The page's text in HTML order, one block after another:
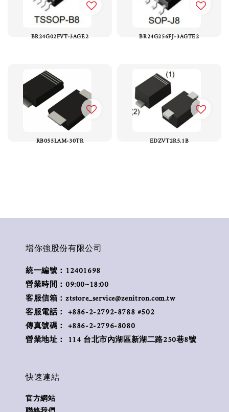
BR24G02FVT-3AGE2 BR24G256FJ-3AGTE2
RB055LAM-30TR EDZVT2R5.1B
增你強股份有限公司
統一編號：12401698
營業時間：09:00~18:00
客服信箱：ztstore_service@zenitron.com.tw
客服電話： +886-2-2792-8788 #502
傳真號碼： +886-2-2796-8080
營業地址： 114 台北市內湖區新湖二路250巷8號
快速連結
官方網站